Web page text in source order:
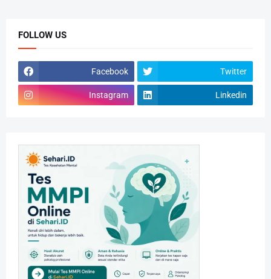
FOLLOW US
Facebook Twitter
Instagram Linkedin